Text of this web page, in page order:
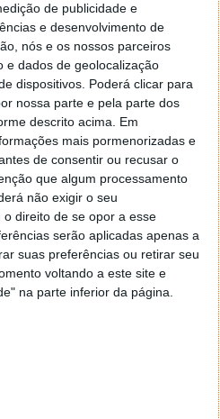
de publicidade e
e desenvolvimento de
nós e os nossos parceiros
e dados de geolocalização
dispositivos. Poderá clicar para
nossa parte e pela parte dos
descrito acima. Em
mais pormenorizadas e
de consentir ou recusar o
que algum processamento
não exigir o seu
direito de se opor a esse
serão aplicadas apenas a
suas preferências ou retirar seu
voltando a este site e
na parte inferior da página.
uma sugestão
Autor:Pedro Pinto
ARTIGO
à venda no site da Apple
ANTERIOR